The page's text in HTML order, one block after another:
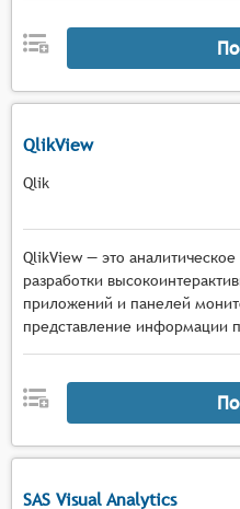
QlikView
Qlik
QlikView — это
разработки
приложений и панелей
представление информации
SAS Visual Analytics